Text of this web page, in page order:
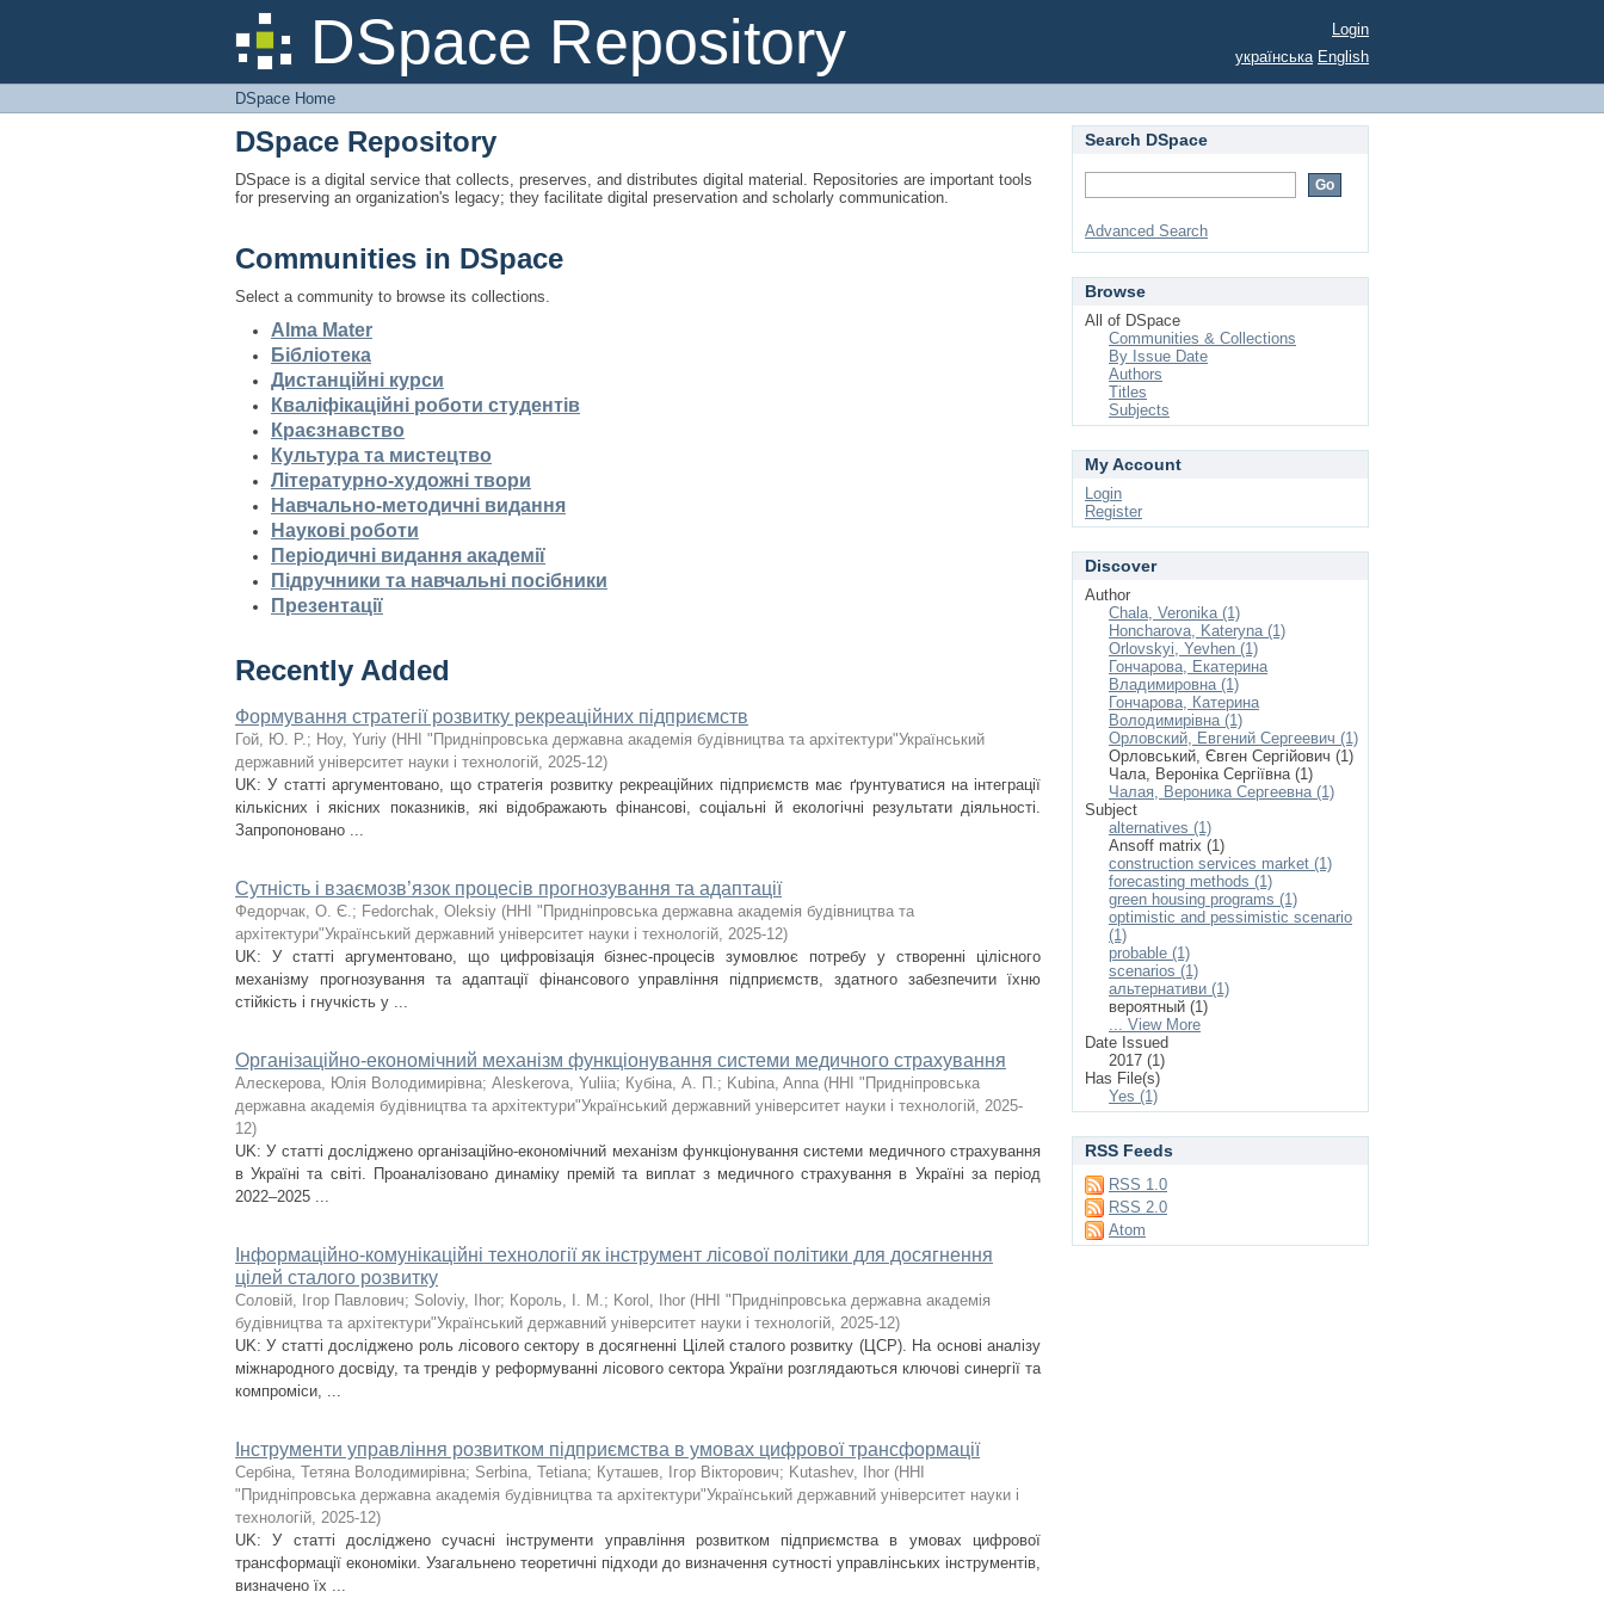
DSpace Repository
DSpace Home
Login
українська English
DSpace Home
DSpace Repository
DSpace is a digital service that collects, preserves, and distributes digital material. Repositories are important tools
for preserving an organization's legacy; they facilitate digital preservation and scholarly communication.
Communities in DSpace
Select a community to browse its collections.
Alma Mater
Бібліотека
Дистанційні курси
Кваліфікаційні роботи студентів
Краєзнавство
Культура та мистецтво
Літературно-художні твори
Навчально-методичні видання
Наукові роботи
Періодичні видання академії
Підручники та навчальні посібники
Презентації
Recently Added
Формування стратегії розвитку рекреаційних підприємств
Гой, Ю. Р.; Hoy, Yuriy (ННІ "Придніпровська державна академія будівництва та архітектури"Український
державний університет науки і технологій, 2025-12)
UK: У статті аргументовано, що стратегія розвитку рекреаційних підприємств має ґрунтуватися на інтеграції
кількісних і якісних показників, які відображають фінансові, соціальні й екологічні результати діяльності.
Запропоновано ...
Сутність і взаємозв’язок процесів прогнозування та адаптації
Федорчак, О. Є.; Fedorchak, Oleksiy (ННІ "Придніпровська державна академія будівництва та
архітектури"Український державний університет науки і технологій, 2025-12)
UK: У статті аргументовано, що цифровізація бізнес-процесів зумовлює потребу у створенні цілісного
механізму прогнозування та адаптації фінансового управління підприємств, здатного забезпечити їхню
стійкість і гнучкість у ...
Організаційно-економічний механізм функціонування системи медичного страхування
Алескерова, Юлія Володимирівна; Aleskerova, Yuliia; Кубіна, А. П.; Kubina, Anna (ННІ "Придніпровська
державна академія будівництва та архітектури"Український державний університет науки і технологій, 2025-
12)
UK: У статті досліджено організаційно-економічний механізм функціонування системи медичного страхування
в Україні та світі. Проаналізовано динаміку премій та виплат з медичного страхування в Україні за період
2022–2025 ...
Інформаційно-комунікаційні технології як інструмент лісової політики для досягнення
цілей сталого розвитку
Соловій, Ігор Павлович; Soloviy, Ihor; Король, І. М.; Korol, Ihor (ННІ "Придніпровська державна академія
будівництва та архітектури"Український державний університет науки і технологій, 2025-12)
UK: У статті досліджено роль лісового сектору в досягненні Цілей сталого розвитку (ЦСР). На основі аналізу
міжнародного досвіду, та трендів у реформуванні лісового сектора України розглядаються ключові синергії та
компроміси, ...
Інструменти управління розвитком підприємства в умовах цифрової трансформації
Сербіна, Тетяна Володимирівна; Serbina, Tetiana; Куташев, Ігор Вікторович; Kutashev, Ihor (ННІ
"Придніпровська державна академія будівництва та архітектури"Український державний університет науки і
технологій, 2025-12)
UK: У статті досліджено сучасні інструменти управління розвитком підприємства в умовах цифрової
трансформації економіки. Узагальнено теоретичні підходи до визначення сутності управлінських інструментів,
визначено їх ...
Search DSpace
Advanced Search
Browse
All of DSpace
Communities & Collections
By Issue Date
Authors
Titles
Subjects
My Account
Login
Register
Discover
Author
Chala, Veronika (1)
Honcharova, Kateryna (1)
Orlovskyi, Yevhen (1)
Гончарова, Екатерина
Владимировна (1)
Гончарова, Катерина
Володимирівна (1)
Орловский, Евгений Сергеевич (1)
Орловський, Євген Сергійович (1)
Чала, Вероніка Сергіївна (1)
Чалая, Вероника Сергеевна (1)
Subject
alternatives (1)
Ansoff matrix (1)
construction services market (1)
forecasting methods (1)
green housing programs (1)
optimistic and pessimistic scenario
(1)
probable (1)
scenarios (1)
альтернативи (1)
вероятный (1)
... View More
Date Issued
2017 (1)
Has File(s)
Yes (1)
RSS Feeds
RSS 1.0
RSS 2.0
Atom